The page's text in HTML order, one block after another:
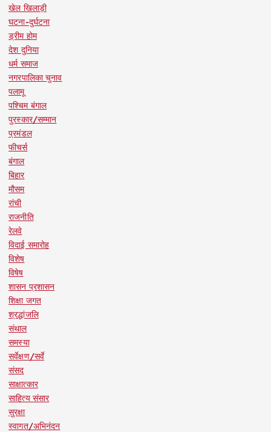
खेल खिलाड़ी
घटना-दुर्घटना
ड्रीम होम
देश दुनिया
धर्म समाज
नगरपालिका चुनाव
पलामू
पश्चिम बंगाल
पुरस्कार/सम्मान
प्रमंडल
फीचर्स
बंगाल
बिहार
मौसम
रांची
राजनीति
रेलवे
विदाई समारोह
विशेष
विषेष
शासन प्रशासन
शिक्षा जगत
श्रद्धांजलि
संथाल
समस्या
सर्वेक्षण/सर्वे
संसद
साक्षात्कार
साहित्य संसार
सुरक्षा
स्वागत/अभिनंदन